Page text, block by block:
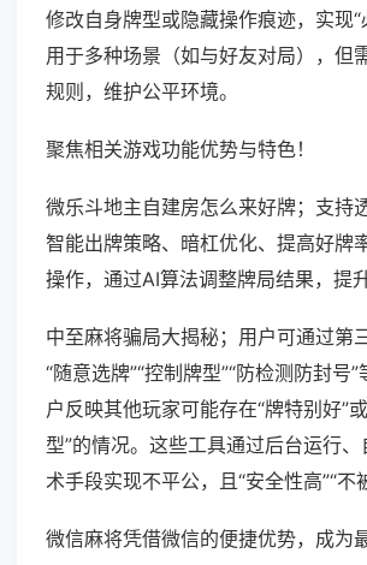
修改自身牌型或隐藏操作痕迹，实现“
用于多种场景（如与好友对局），但
规则，维护公平环境。
聚焦相关游戏功能优势与特色！
微乐斗地主自建房怎么来好牌；支持
智能出牌策略、暗杠优化、提高好牌
操作，通过AI算法调整牌局结果，提升
中至麻将骗局大揭秘；用户可通过第
“随意选牌”“控制牌型”“防检测防封号
户反映其他玩家可能存在“牌特别好”
型”的情况。这些工具通过后台运行
术手段实现不平公，且“安全性高”“不
微信麻将凭借微信的便捷优势，成为